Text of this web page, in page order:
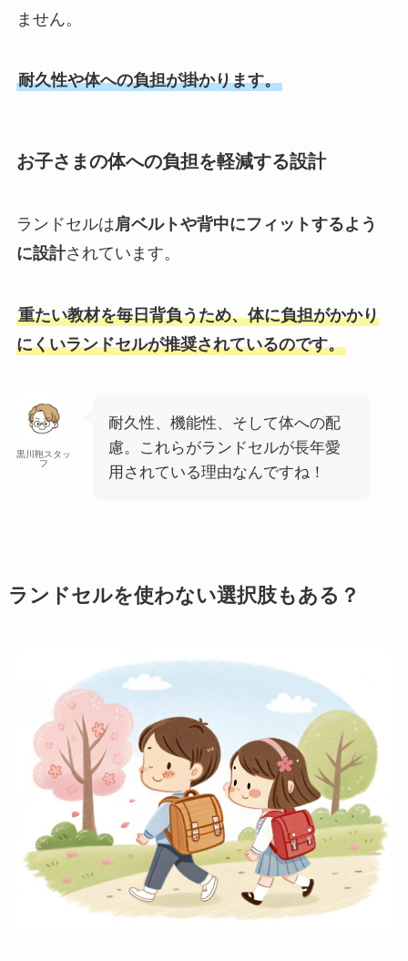
ません。
耐久性や体への負担が掛かります。
お子さまの体への負担を軽減する設計
ランドセルは肩ベルトや背中にフィットするよう
に設計されています。
重たい教材を毎日背負うため、体に負担がかかり
にくいランドセルが推奨されているのです。
黒川鞄スタッ
フ
耐久性、機能性、そして体への配
慮。これらがランドセルが長年愛
用されている理由なんですね！
ランドセルを使わない選択肢もある？